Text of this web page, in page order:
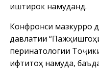
иштирок намуданд.
Конфронси мазкурро
давлатии
перинатологии
ифтитоҳ намуда,